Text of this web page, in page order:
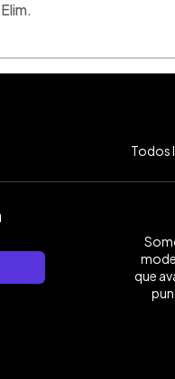
Todos
que